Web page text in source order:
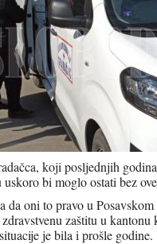
koji posljednjih
bi moglo ostati bez
da oni to pravo u
zaštitu u kantonu
je bila i prošle godine.